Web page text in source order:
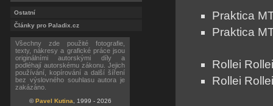
Ostatní
Články pro Paladix.cz
Všechny zde použité fotografie,
texty, nákresy a grafické práce jsou
originálními autorskými díly a
podléhají autorskému zákonu. Jejich
používání, kopírování a další šíření
bez výslovného souhlasu autora je
zakázáno.
©Pavel Kutina , 1999 - 2026
Praktica
Praktica
Rollei
Rollei